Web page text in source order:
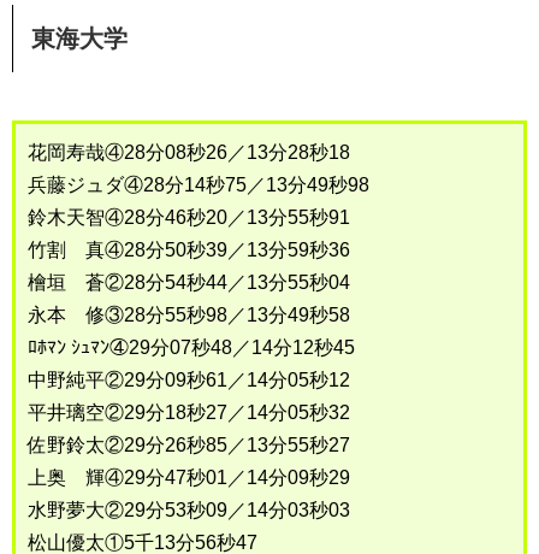
東海大学
花岡寿哉④28分08秒26／13分28秒18
兵藤ジュダ④28分14秒75／13分49秒98
鈴木天智④28分46秒20／13分55秒91
竹割 真④28分50秒39／13分59秒36
檜垣 蒼②28分54秒44／13分55秒04
永本 修③28分55秒98／13分49秒58
ﾛﾎﾏﾝ ｼｭﾏﾝ④29分07秒48／14分12秒45
中野純平②29分09秒61／14分05秒12
平井璃空②29分18秒27／14分05秒32
佐野鈴太②29分26秒85／13分55秒27
上奥 輝④29分47秒01／14分09秒29
水野夢大②29分53秒09／14分03秒03
松山優太①5千13分56秒47